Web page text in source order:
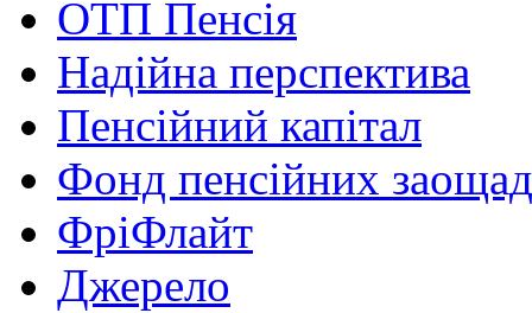
ОТП Пенсія
Надійна перспектива
Пенсійний капітал
Фонд пенсійних
ФріФлайт
Джерело